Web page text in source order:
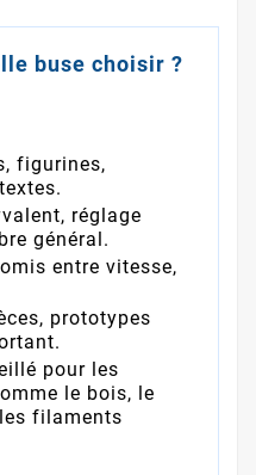
buse choisir ?
figurines,
réglage
général.
entre vitesse,
prototypes
pour les
le bois, le
filaments